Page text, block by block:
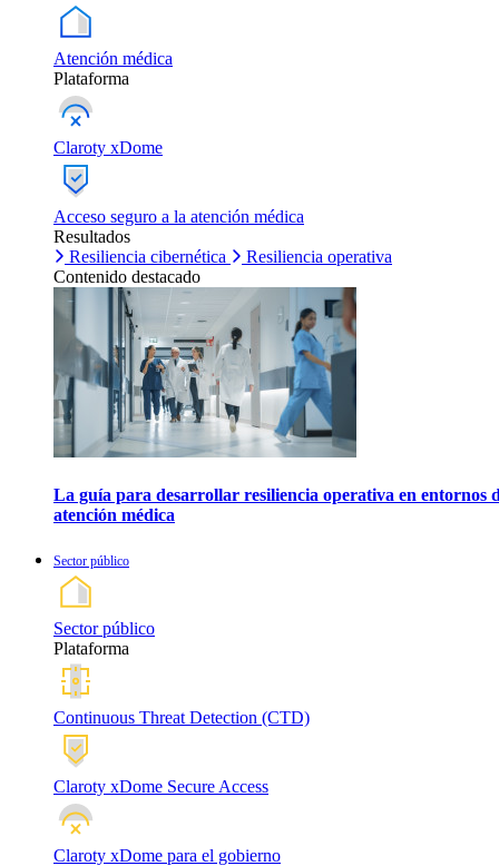
Atención médica
Plataforma
Claroty xDome
Acceso seguro a la atención médica
Resultados
Resiliencia cibernética
Resiliencia operativa
Contenido destacado
La guía para desarrollar resiliencia operativa en entornos
atención médica
Sector público
Sector público
Plataforma
Continuous Threat Detection (CTD)
Claroty xDome Secure Access
Claroty xDome para el gobierno